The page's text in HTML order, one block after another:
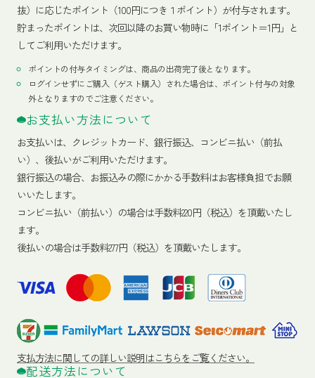
抜）に応じたポイント（100円につき１ポイント）が付与されます。
貯まったポイントは、次回以降のお買い物時に「1ポイント＝1円」と
してご利用いただけます。
ポイントの付与タイミングは、商品の出荷完了後となります。
ログインせずにご購入（ゲスト購入）された場合は、ポイント付与の対象
外となりますのでご注意ください。
お支払い方法について
お支払いは、クレジットカード、銀行振込、コンビニ払い（前払
い）、後払いがご利用いただけます。
銀行振込の場合、お振込みの際にかかる手数料はお客様負担でお願
いいたします。
コンビニ払い（前払い）の場合は手数料220円（税込）を頂戴いたし
ます。
後払いの場合は手数料277円（税込）を頂戴いたします。
支払方法に関しての詳しい説明はこちらをご覧ください。
配送方法について